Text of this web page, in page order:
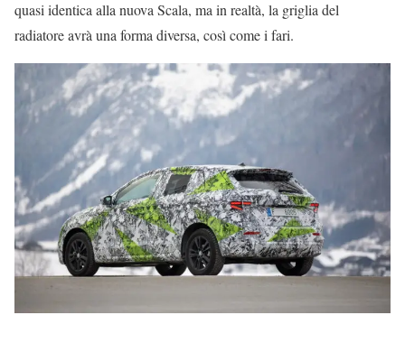
quasi identica alla nuova Scala, ma in realtà, la griglia del
radiatore avrà una forma diversa, così come i fari.